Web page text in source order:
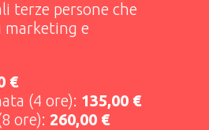
terze persone che
e
€
(4 ore): 135,00 €
ore): 260,00 €